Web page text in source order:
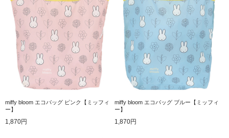
miffy bloom エコバッグ ピンク【ミッフィ
ー】
1,870円
miffy bloom エコバッグ ブルー【ミッフィ
ー】
1,870円